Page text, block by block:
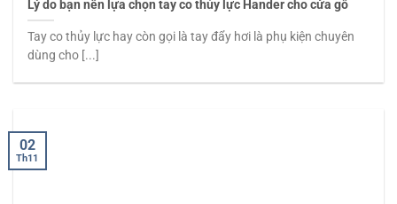
Lý do bạn nên lựa chọn tay co thủy lực Hander cho cửa gỗ
Tay co thủy lực hay còn gọi là tay đẩy hơi là phụ kiện chuyên
dùng cho [...]
02
Th11